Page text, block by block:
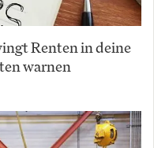
Renten in deine
warnen